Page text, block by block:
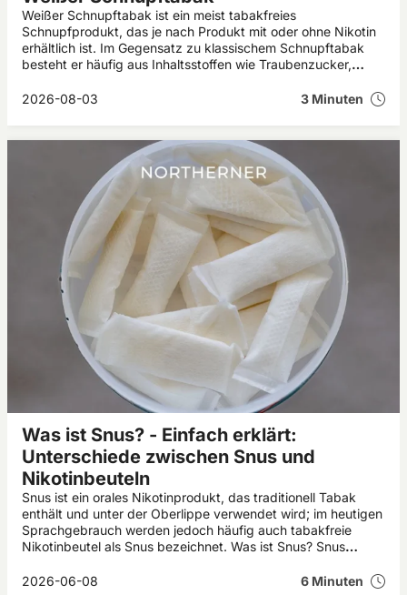
Weißer Schnupftabak ist ein meist tabakfreies
Schnupfprodukt, das je nach Produkt mit oder ohne Nikotin
erhältlich ist. Im Gegensatz zu klassischem Schnupftabak
besteht er häufig aus Inhaltsstoffen wie Traubenzucker,
weißer Schnupftabak ist, welche Wirkung er haben kann und
2026-08-03 3 Minuten
Was ist Snus? - Einfach erklärt:
Unterschiede zwischen Snus und
Nikotinbeuteln
Snus ist ein orales Nikotinprodukt, das traditionell Tabak
enthält und unter der Oberlippe verwendet wird; im heutigen
Sprachgebrauch werden jedoch häufig auch tabakfreie
Nikotinbeutel als Snus bezeichnet. Was ist Snus? Snus
Jahren als rauchlose Alternative zu anderen
2026-06-08 6 Minuten